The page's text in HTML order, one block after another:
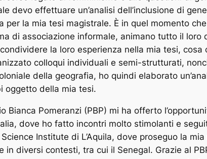
devo effettuare un’analisi dell’inclusione di
per la mia tesi magistrale. È in quel momento
di associazione informale, animano tutto il
la loro esperienza nella mia tesi,
colloqui individuali e semi-strutturati,
della geografia, ho quindi elaborato
oggetto della mia tesi.
Bianca Pomeranzi (PBP) mi ha offerto
dove ho fatto incontri molto stimolanti e
Institute di L’Aquila, dove proseguo la
in diversi contesti, tra cui il Senegal. Grazie al